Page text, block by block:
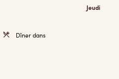
Dîner dans
Jeudi